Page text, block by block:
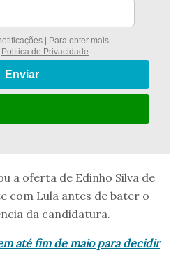
| Para obter mais
Política de Privacidade.
Enviar
a oferta de Edinho Silva de
com Lula antes de bater o
da candidatura.
até fim de maio para decidir